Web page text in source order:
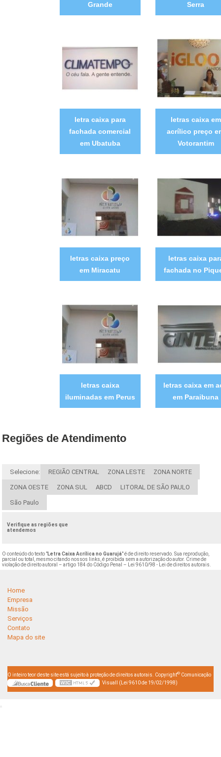
Grande
Serra
letra caixa para
fachada comercial
em Ubatuba
letras caixa em
acrílico preço
Votorantim
letras caixa preço
em Miracatu
letras caixa
fachada no
letras caixa
iluminadas em Perus
letras caixa em
em Paraibuna
Regiões de Atendimento
Selecione: REGIÃO CENTRAL ZONA LESTE ZONA NORTE
ZONA OESTE ZONA SUL ABCD LITORAL DE SÃO PAULO
São Paulo
Verifique as regiões que
atendemos
O conteúdo do texto "Letra Caixa Acrílica no Guarujá" é de direito reservado. Sua reprodução,
parcial ou total, mesmo citando nossos links, é proibida sem a autorização do autor. Crime de
violação de direito autoral – artigo 184 do Código Penal –
Lei 9610/98 - Lei de direitos autorais
Home
Empresa
Missão
Serviços
Contato
Mapa do site
O inteiro teor deste site está sujeito à proteção de direitos autorais. Copyright© Comunicação
Visuall (Lei 9610 de 19/02/1998)